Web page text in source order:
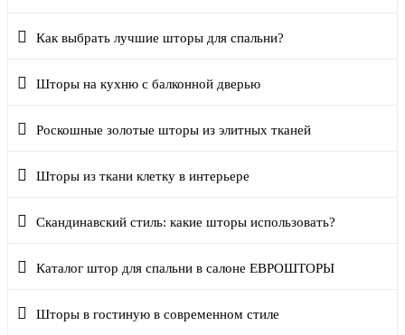
Как выбрать лучшие шторы для спальни?
Шторы на кухню с балконной дверью
Роскошные золотые шторы из элитных тканей
Шторы из ткани клетку в интерьере
Скандинавский стиль: какие шторы использовать?
Каталог штор для спальни в салоне ЕВРОШТОРЫ
Шторы в гостиную в современном стиле